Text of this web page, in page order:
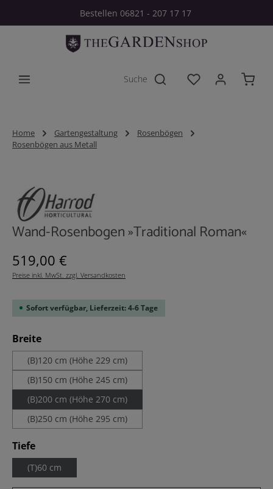
Zum Hauptinhalt springenBestellen 06821 - 207 17 17
Du hast 0
Home Gartengestaltung
Rosenbögen
Rosenbögen aus Metall
Wand-Rosenbogen »Traditional Roman«
Regulärer Preis:
519,00 €
Preise inkl. MwSt. zzgl. Versandkosten
Sofort verfügbar, Lieferzeit: 4-6 Tage
Breiteauswählen
(B)120 cm (Höhe 229 cm)
(B)150 cm (Höhe 245 cm)
(B)200 cm (Höhe 270 cm)
(B)250 cm (Höhe 295 cm)
Tiefeauswählen
(T)60 cm